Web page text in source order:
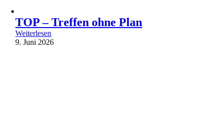
TOP – Treffen ohne Plan
Weiterlesen
9. Juni 2026